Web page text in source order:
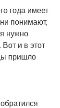
года имеет
понимают,
нужно
и в этот
пришло